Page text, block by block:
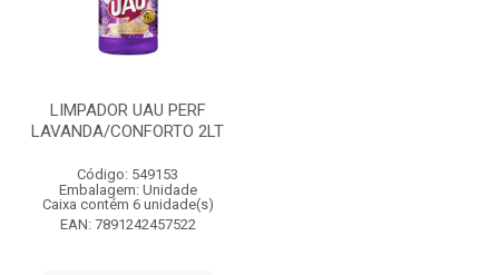
LIMPADOR UAU PERF
LAVANDA/CONFORTO 2LT
Código: 549153
Embalagem: Unidade
Caixa contém 6 unidade(s)
EAN: 7891242457522